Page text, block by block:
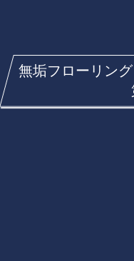
無垢フローリン